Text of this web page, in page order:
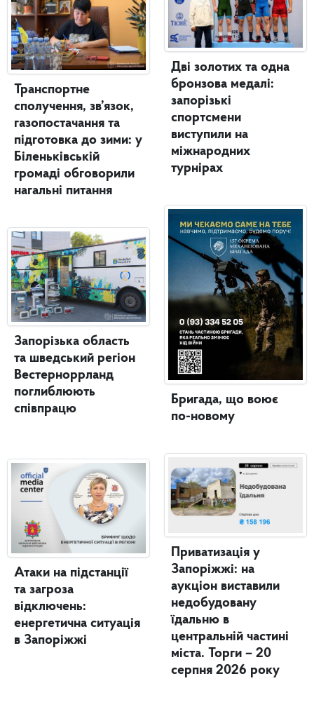
Транспортне
сполучення, зв’язок,
газопостачання та
підготовка до зими: у
Біленьківській
громаді обговорили
нагальні питання
Запорізька область
та шведський регіон
Вестерноррланд
поглиблюють
співпрацю
Атаки на підстанції
та загроза
відключень:
енергетична ситуація
в Запоріжжі
Дві золотих та одна
бронзова медалі:
запорізькі
спортсмени
виступили на
міжнародних
турнірах
Бригада, що воює
по-новому
Приватизація у
Запоріжжі: на
аукціон виставили
недобудовану
їдальню в
центральній частині
міста. Торги – 20
серпня 2026 року